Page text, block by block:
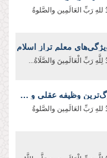
رَبِّ العَالَمِین والصَّلوةُ
معلم تراز اسلام
رَبِّ الْعَالَمِينَ وَالصَّلَاةُ...
اطاعت از ولایت‌فقیه؛ بزرگ‌ترین وظیفه عقلی و شرعی
رَبِّ العَالَمِین والصَّلوةُ